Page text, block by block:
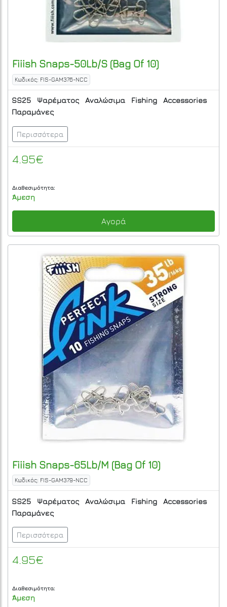
Fiiish Snaps-50Lb/S (Bag Of 10)
Κωδικός: FIS-GAM376-NCC
SS25 Ψαρέματος Αναλώσιμα Fishing
Accessories
Παραμάνες
Περισσότερα
4.95€
Διαθεσιμότητα:
Άμεση
Αγορά
Fiiish Snaps-65Lb/M (Bag Of 10)
Κωδικός: FIS-GAM379-NCC
SS25 Ψαρέματος Αναλώσιμα Fishing
Accessories
Παραμάνες
Περισσότερα
4.95€
Διαθεσιμότητα:
Άμεση